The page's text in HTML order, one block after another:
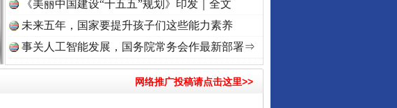
”事⑧加强纪律.. ·[视频]牢记初心使命 奋进复兴征程丨“转折之城”激荡..
《美丽中国建设“十五五”规划》印发｜全文
未来五年，国家要提升孩子们这些能力素养
事关人工智能发展，国务院常务会作最新部署⇒
网络推广投稿请点击这里>>